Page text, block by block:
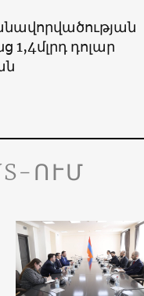
դոլար
ՈՒՄ